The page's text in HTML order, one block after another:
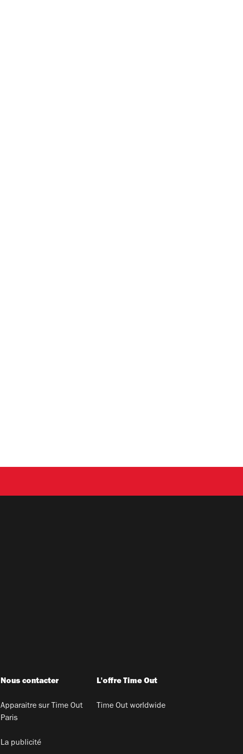
Nous contacter
Apparaitre sur Time Out
Paris
La publicité
L'offre Time Out
Time Out worldwide